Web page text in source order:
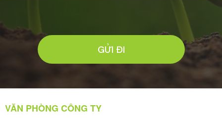
GỬI ĐI
VĂN PHÒNG CÔNG TY